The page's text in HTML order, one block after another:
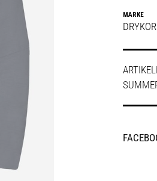
MARKE
SHARE